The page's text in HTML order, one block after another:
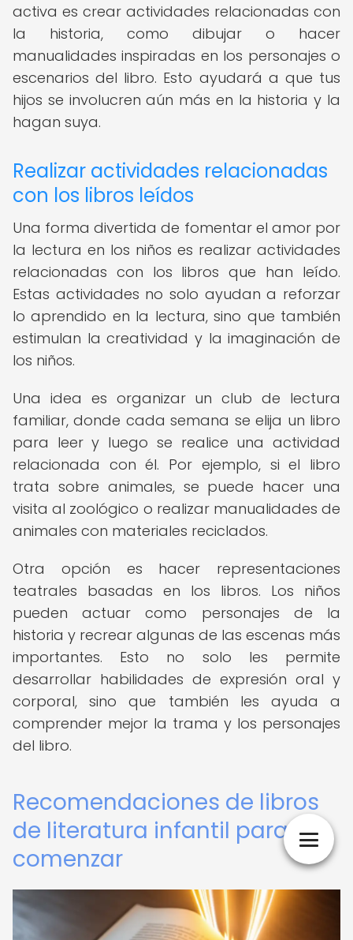
activa es crear actividades relacionadas con
la historia, como dibujar o hacer
manualidades inspiradas en los personajes o
escenarios del libro. Esto ayudará a que tus
hijos se involucren aún más en la historia y la
hagan suya.
Realizar actividades relacionadas
con los libros leídos
Una forma divertida de fomentar el amor por
la lectura en los niños es realizar actividades
relacionadas con los libros que han leído.
Estas actividades no solo ayudan a reforzar
lo aprendido en la lectura, sino que también
estimulan la creatividad y la imaginación de
los niños.
Una idea es organizar un club de lectura
familiar, donde cada semana se elija un libro
para leer y luego se realice una actividad
relacionada con él. Por ejemplo, si el libro
trata sobre animales, se puede hacer una
visita al zoológico o realizar manualidades de
animales con materiales reciclados.
Otra opción es hacer representaciones
teatrales basadas en los libros. Los niños
pueden actuar como personajes de la
historia y recrear algunas de las escenas más
importantes. Esto no solo les permite
desarrollar habilidades de expresión oral y
corporal, sino que también les ayuda a
comprender mejor la trama y los personajes
del libro.
Recomendaciones de libros
de literatura infantil para
comenzar